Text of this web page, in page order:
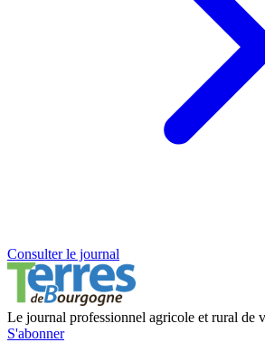
Consulter le journal
Le journal professionnel agricole et rural de
S'abonner